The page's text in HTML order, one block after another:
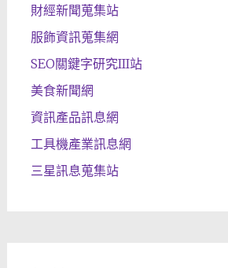
財經新聞蒐集站
服飾資訊蒐集網
SEO關鍵字研究III站
美食新聞網
資訊產品訊息網
工具機產業訊息網
三星訊息蒐集站